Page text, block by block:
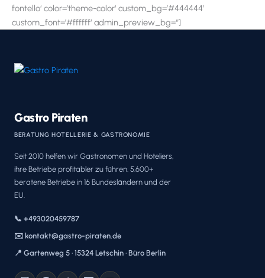
fontello‘ color=’theme-color‘ custom_bg=’#444444′
custom_font=’#ffffff‘ admin_preview_bg=“]
Gastro Piraten
BERATUNG HOTELLERIE & GASTRONOMIE
Seit 2010 helfen wir Gastronomen und Hoteliers,
ihre Betriebe profitabler zu führen. 5.600+
beratene Betriebe in 16 Bundesländern und der
EU.
📞 +493020459787
✉️ kontakt@gastro-piraten.de
📍 Gartenweg 5 · 15324 Letschin · Büro Berlin